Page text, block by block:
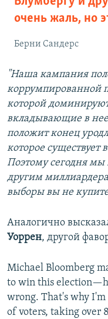
очень жаль, но
Берни Сандерс
"Наша кампания
коррумпированной
которой
вкладывающие в
положит конец
которое
Поэтому сегодня
другим
выборы вы не
Аналогично
Уоррен, другой
Michael Bloomberg
to win this
wrong. That's why
of voters, taking over